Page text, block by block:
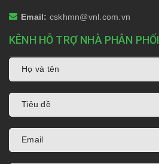
Email: cskhmn@vnl.com.vn
KÊNH HỖ TRỢ NHÀ PHÂN PHỐI